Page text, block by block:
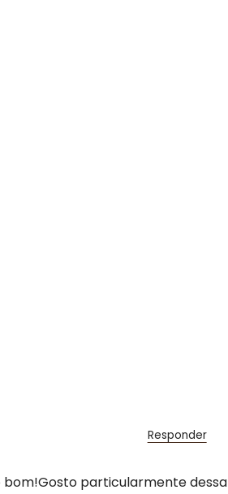
particularmente dessa
Responder